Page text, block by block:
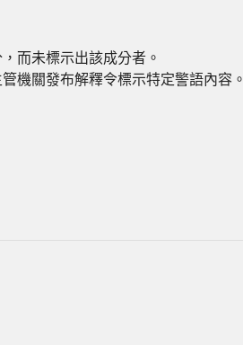
而未標示出該成分者。
機關發布解釋令標示特定警語內容。